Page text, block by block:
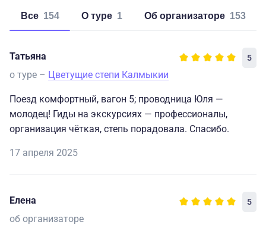
Все 154 о туре 1 об организаторе 153
Татьяна 5
о туре – Цветущие степи Калмыкии
Поезд комфортный, вагон 5; проводница Юля —
молодец! Гиды на экскурсиях — профессионалы,
организация чёткая, степь порадовала. Спасибо.
17 апреля 2025
Елена 5
об организаторе